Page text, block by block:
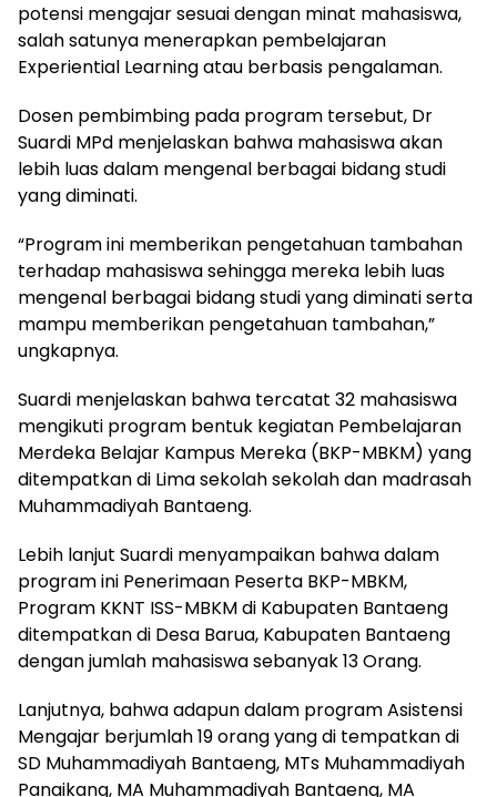
potensi mengajar sesuai dengan minat mahasiswa,
salah satunya menerapkan pembelajaran
Experiential Learning atau berbasis pengalaman.
Dosen pembimbing pada program tersebut, Dr
Suardi MPd menjelaskan bahwa mahasiswa akan
lebih luas dalam mengenal berbagai bidang studi
yang diminati.
“Program ini memberikan pengetahuan tambahan
terhadap mahasiswa sehingga mereka lebih luas
mengenal berbagai bidang studi yang diminati serta
mampu memberikan pengetahuan tambahan,”
ungkapnya.
Suardi menjelaskan bahwa tercatat 32 mahasiswa
mengikuti program bentuk kegiatan Pembelajaran
Merdeka Belajar Kampus Mereka (BKP-MBKM) yang
ditempatkan di Lima sekolah sekolah dan madrasah
Muhammadiyah Bantaeng.
Lebih lanjut Suardi menyampaikan bahwa dalam
program ini Penerimaan Peserta BKP-MBKM,
Program KKNT ISS-MBKM di Kabupaten Bantaeng
ditempatkan di Desa Barua, Kabupaten Bantaeng
dengan jumlah mahasiswa sebanyak 13 Orang.
Lanjutnya, bahwa adapun dalam program Asistensi
Mengajar berjumlah 19 orang yang di tempatkan di
SD Muhammadiyah Bantaeng, MTs Muhammadiyah
Panaikang, MA Muhammadiyah Bantaeng, MA